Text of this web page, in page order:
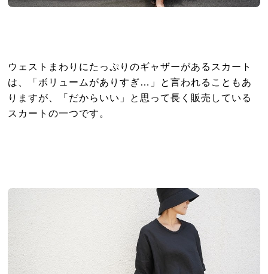
ウェストまわりにたっぷりのギャザーがあるスカート
は、「ボリュームがありすぎ…」と言われることもあ
りますが、「だからいい」と思って長く販売している
スカートの一つです。